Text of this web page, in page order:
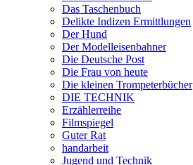
Das Taschenbuch
Delikte Indizen Ermittlungen
Der Hund
Der Modelleisenbahner
Die Deutsche Post
Die Frau von heute
Die kleinen Trompeterbücher
DIE TECHNIK
Erzählerreihe
Filmspiegel
Guter Rat
handarbeit
Jugend und Technik